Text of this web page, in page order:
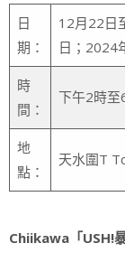
日
期：
12月22日
日；2024
時
間：
下午2時至
地
點：
天水圍T
Chiikawa 「